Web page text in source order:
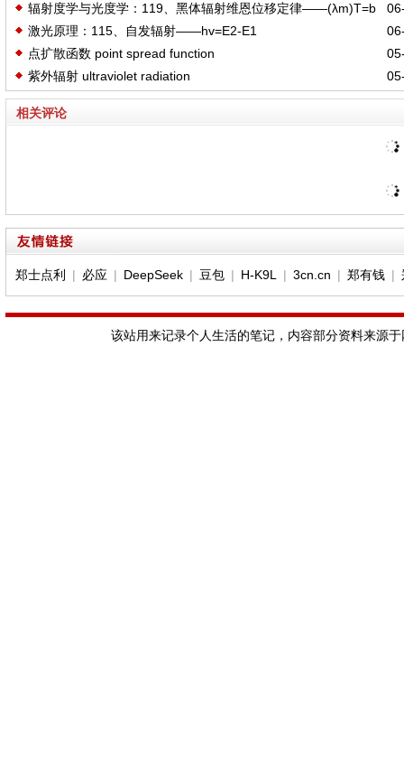
辐射度学与光度学：119、黑体辐射维恩位移定律——(λm)T=b
激光原理：115、自发辐射——hv=E2-E1
点扩散函数 point spread function
紫外辐射 ultraviolet radiation
相关评论
郑士点利 | 必应 | DeepSeek| 豆包| H-K9L | 3cn.cn | 郑有钱|
该站用来记录个人生活的笔记，内容部分资料来源